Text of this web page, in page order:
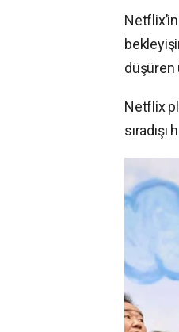
düşüren
Netflix